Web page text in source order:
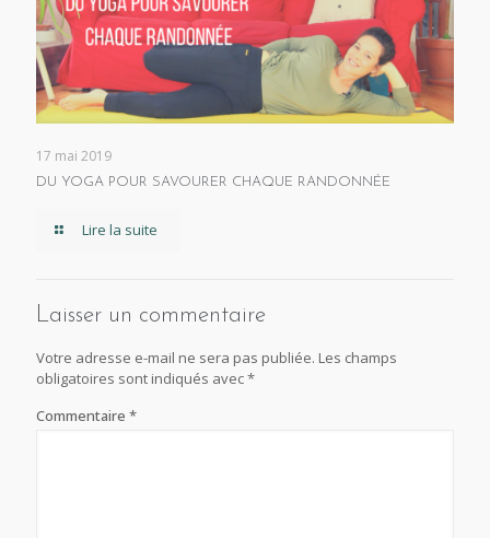
17 mai 2019
DU YOGA POUR SAVOURER CHAQUE RANDONNÉE
Lire la suite
Laisser un commentaire
Votre adresse e-mail ne sera pas publiée. Les champs
obligatoires sont indiqués avec*
Commentaire *